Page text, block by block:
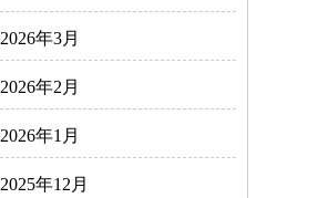
2026年3月
2026年2月
2026年1月
2025年12月